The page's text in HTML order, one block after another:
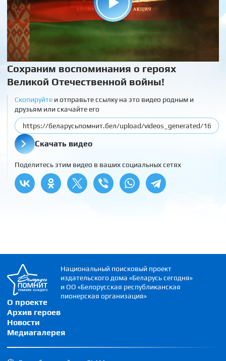
Сохраним воспоминания о героях
Великой Отечественной войны!
Скопируйтеи отправьте ссылку на это видео родным и
друзьям или скачайте его
Скачать видео
Поделитесь этим видео в ваших социальных сетях
О проекте
Архив героев
Новости
Медиагалерея
Национальный поисковый проект
издательского дома «Беларусь сегодня»
и ОО «Белорусская республиканская
пионерская организация»